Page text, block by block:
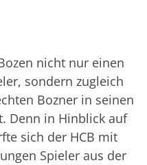
nicht nur einen
sondern zugleich
Bozner in seinen
Denn in Hinblick auf
sich der HCB mit
Spieler aus der